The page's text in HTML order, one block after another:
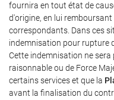
fournira en tout état de
d'origine, en lui
correspondants. Dans ces
indemnisation pour rupture
Cette indemnisation ne
raisonnable ou de Force
certains services et que la
avant la finalisation du